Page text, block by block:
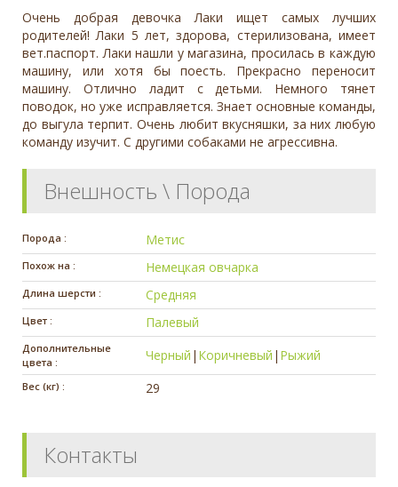
Очень добрая девочка Лаки ищет самых лучших
родителей! Лаки 5 лет, здорова, стерилизована, имеет
вет.паспорт. Лаки нашли у магазина, просилась в каждую
машину, или хотя бы поесть. Прекрасно переносит
машину. Отлично ладит с детьми. Немного тянет
поводок, но уже исправляется. Знает основные команды,
до выгула терпит. Очень любит вкусняшки, за них любую
команду изучит. С другими собаками не агрессивна.
Внешность \ Порода
Порода : Метис
Похож на : Немецкая овчарка
Длина шерсти : Средняя
Цвет : Палевый
Дополнительные
цвета :
Черный | Коричневый | Рыжий
Вес (кг) : 29
Контакты